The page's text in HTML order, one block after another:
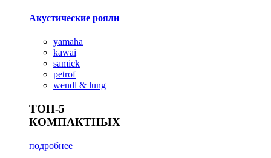
Акустические рояли
yamaha
kawai
samick
petrof
wendl & lung
ТОП-5
КОМПАКТНЫХ
подробнее